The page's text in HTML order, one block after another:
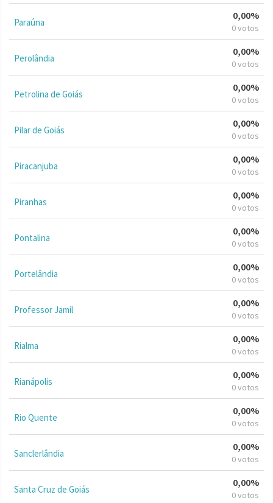
Paraúna
0,00%
0 votos
Perolândia
0,00%
0 votos
Petrolina de Goiás
0,00%
0 votos
Pilar de Goiás
0,00%
0 votos
Piracanjuba
0,00%
0 votos
Piranhas
0,00%
0 votos
Pontalina
0,00%
0 votos
Portelândia
0,00%
0 votos
Professor Jamil
0,00%
0 votos
Rialma
0,00%
0 votos
Rianápolis
0,00%
0 votos
Rio Quente
0,00%
0 votos
Sanclerlândia
0,00%
0 votos
Santa Cruz de Goiás
0,00%
0 votos